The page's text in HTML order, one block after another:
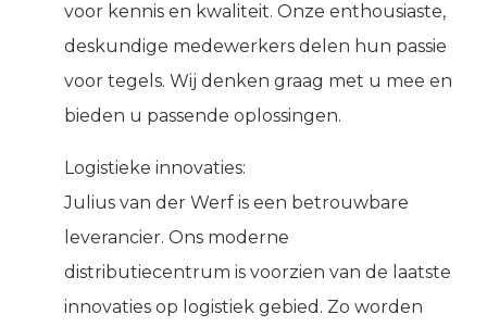
voor kennis en kwaliteit. Onze enthousiaste,
deskundige medewerkers delen hun passie
voor tegels. Wij denken graag met u mee en
bieden u passende oplossingen.
Logistieke innovaties:
Julius van der Werf is een betrouwbare
leverancier. Ons moderne
distributiecentrum is voorzien van de laatste
innovaties op logistiek gebied. Zo worden